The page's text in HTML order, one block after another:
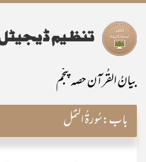
بیانُ القُرآن حصہ پنجم
باب:سُورۃُ النَّمْل